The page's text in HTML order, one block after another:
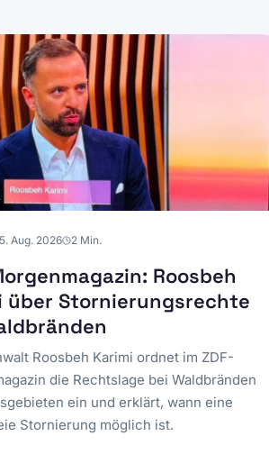
5. Aug. 2026 2 Min.
Roosbeh
über Stornierungsrechte
Roosbeh Karimi ordnet im ZDF-
die Rechtslage bei Waldbränden
ein und erklärt, wann eine
Stornierung möglich ist.